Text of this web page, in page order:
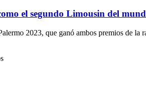
el segundo Limousin del
2023, que ganó ambos premios de la